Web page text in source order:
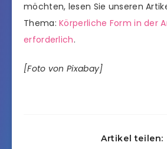
möchten, lesen Sie unseren
Thema:Körperliche Form in der
erforderlich.
[Foto von Pixabay]
Artikel teilen: